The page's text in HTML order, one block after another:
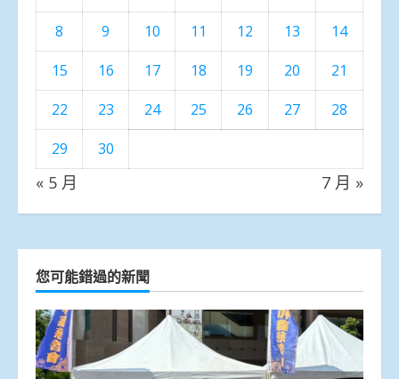
8
9 10 11 12 13
14
15
16 17 18 19 20
21
22
23 24 25 26 27
28
29
30
« 5 月 7 月 »
您可能錯過的新聞